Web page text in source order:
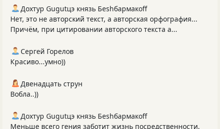
Дохтур Gugutцэ князь Беshбармакоff
Нет, это не авторский текст, а авторская орфография...
Причём, при цитировании авторского текста а...
Сергей Горелов
Красиво...умно))
Двенадцать струн
Вобла..))
Дохтур Gugutцэ князь Беshбармакоff
Меньше всего гения заботит жизнь посредственности.